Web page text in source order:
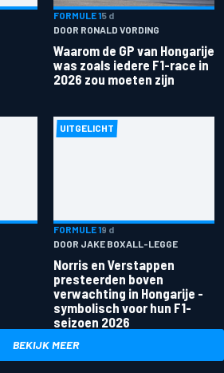
FORMULE 15 d
DOOR RONALD VORDING
Waarom de GP van Hongarije
was zoals iedere F1-race in
2026 zou moeten zijn
UITGELICHT
FORMULE 19 d
DOOR JAKE BOXALL-LEGGE
Norris en Verstappen
presteerden boven
verwachting in Hongarije -
symbolisch voor hun F1-
seizoen 2026
BEKIJK MEER